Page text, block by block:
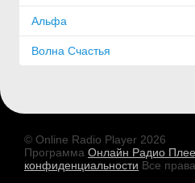
Альфа
Волна Счастья
© Online Radio Player 2026
Программа Онлайн Радио
конфиденциальности Все